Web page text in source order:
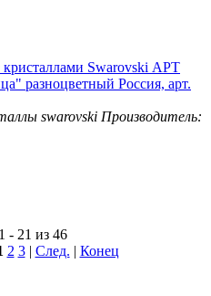
кристаллами Swarovski АРТ
разноцветный Россия, арт.
swarovski Производитель:
- 21 из 46
2 3| След. | Конец